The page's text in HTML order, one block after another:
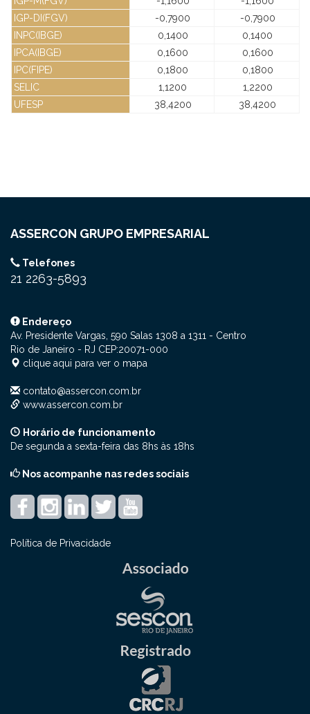
IGP-DI(FGV)
-0,7900
-0,7900
INPC(IBGE)
0,1400
0,1400
IPCA(IBGE)
0,1600
0,1600
IPC(FIPE)
0,1800
0,1800
SELIC
1,1200
1,2200
UFESP
38,4200 38,4200
ASSERCON GRUPO EMPRESARIAL
Telefones
21 2263-5893
Endereço
Av. Presidente Vargas, 590 Salas 1308 a 1311 - Centro
Rio de Janeiro - RJ CEP:20071-000
clique aqui para ver o mapa
contato@assercon.com.br
www.assercon.com.br
Horário de funcionamento
De segunda a sexta-feira das 8hs às 18hs
Nos acompanhe nas redes sociais
Política de Privacidade